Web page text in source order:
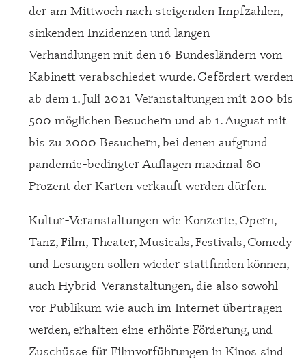
der am Mittwoch nach steigenden Impfzahlen,
sinkenden Inzidenzen und langen
Verhandlungen mit den 16 Bundesländern vom
Kabinett verabschiedet wurde. Gefördert werden
ab dem 1. Juli 2021 Veranstaltungen mit 200 bis
500 möglichen Besuchern und ab 1. August mit
bis zu 2000 Besuchern, bei denen aufgrund
pandemie-bedingter Auflagen maximal 80
Prozent der Karten verkauft werden dürfen.
Kultur-Veranstaltungen wie Konzerte, Opern,
Tanz, Film, Theater, Musicals, Festivals, Comedy
und Lesungen sollen wieder stattfinden können,
auch Hybrid-Veranstaltungen, die also sowohl
vor Publikum wie auch im Internet übertragen
werden, erhalten eine erhöhte Förderung, und
Zuschüsse für Filmvorführungen in Kinos sind